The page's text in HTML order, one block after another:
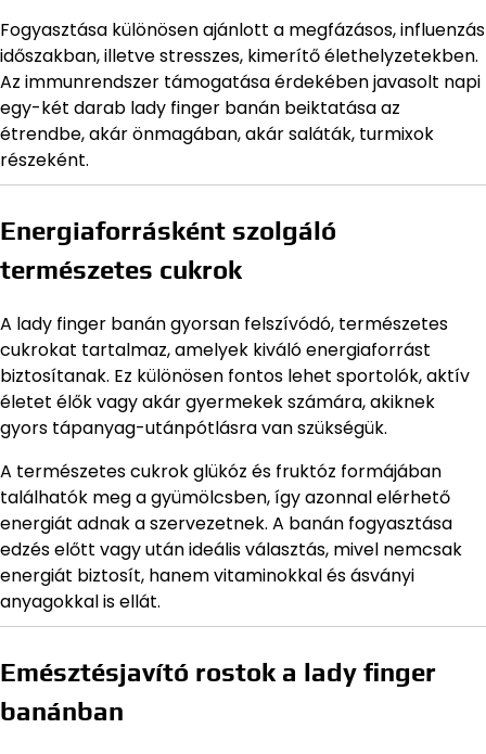
Fogyasztása különösen ajánlott a megfázásos, influenzás
időszakban, illetve stresszes, kimerítő élethelyzetekben.
Az immunrendszer támogatása érdekében javasolt napi
egy-két darab lady finger banán beiktatása az
étrendbe, akár önmagában, akár saláták, turmixok
részeként.
Energiaforrásként szolgáló
természetes cukrok
A lady finger banán gyorsan felszívódó, természetes
cukrokat tartalmaz, amelyek kiváló energiaforrást
biztosítanak. Ez különösen fontos lehet sportolók, aktív
életet élők vagy akár gyermekek számára, akiknek
gyors tápanyag-utánpótlásra van szükségük.
A természetes cukrok glükóz és fruktóz formájában
találhatók meg a gyümölcsben, így azonnal elérhető
energiát adnak a szervezetnek. A banán fogyasztása
edzés előtt vagy után ideális választás, mivel nemcsak
energiát biztosít, hanem vitaminokkal és ásványi
anyagokkal is ellát.
Emésztésjavító rostok a lady finger
banánban